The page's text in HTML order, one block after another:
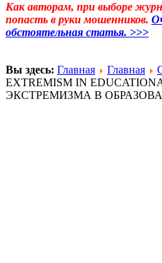
Как авторам, при выборе
попасть в руки мошенников.
обстоятельная статья. >>>
Вы здесь: Главная Главная
EXTREMISM IN
ЭКСТРЕМИЗМА В